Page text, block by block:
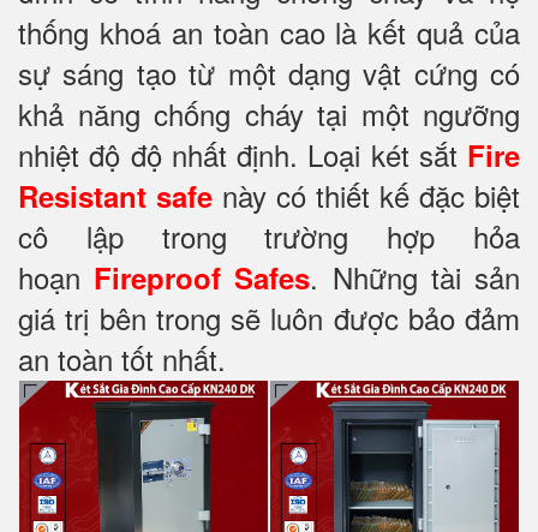
thống khoá an toàn cao là kết quả của
sự sáng tạo từ một dạng vật cứng có
khả năng chống cháy tại một ngưỡng
nhiệt độ độ nhất định. Loại két sắt Fire
Resistant safe này có thiết kế đặc biệt
cô lập trong trường hợp hỏa
hoạn Fireproof Safes. Những tài sản
giá trị bên trong sẽ luôn được bảo đảm
an toàn tốt nhất.